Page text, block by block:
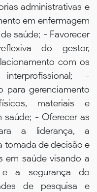
administrativas e
em enfermagem
saúde; - Favorecer
do gestor,
com os
-
para gerenciamento
materiais e
- Oferecer as
a liderança, a
tomada de decisão e
em saúde visando a
e a segurança do
de pesquisa e